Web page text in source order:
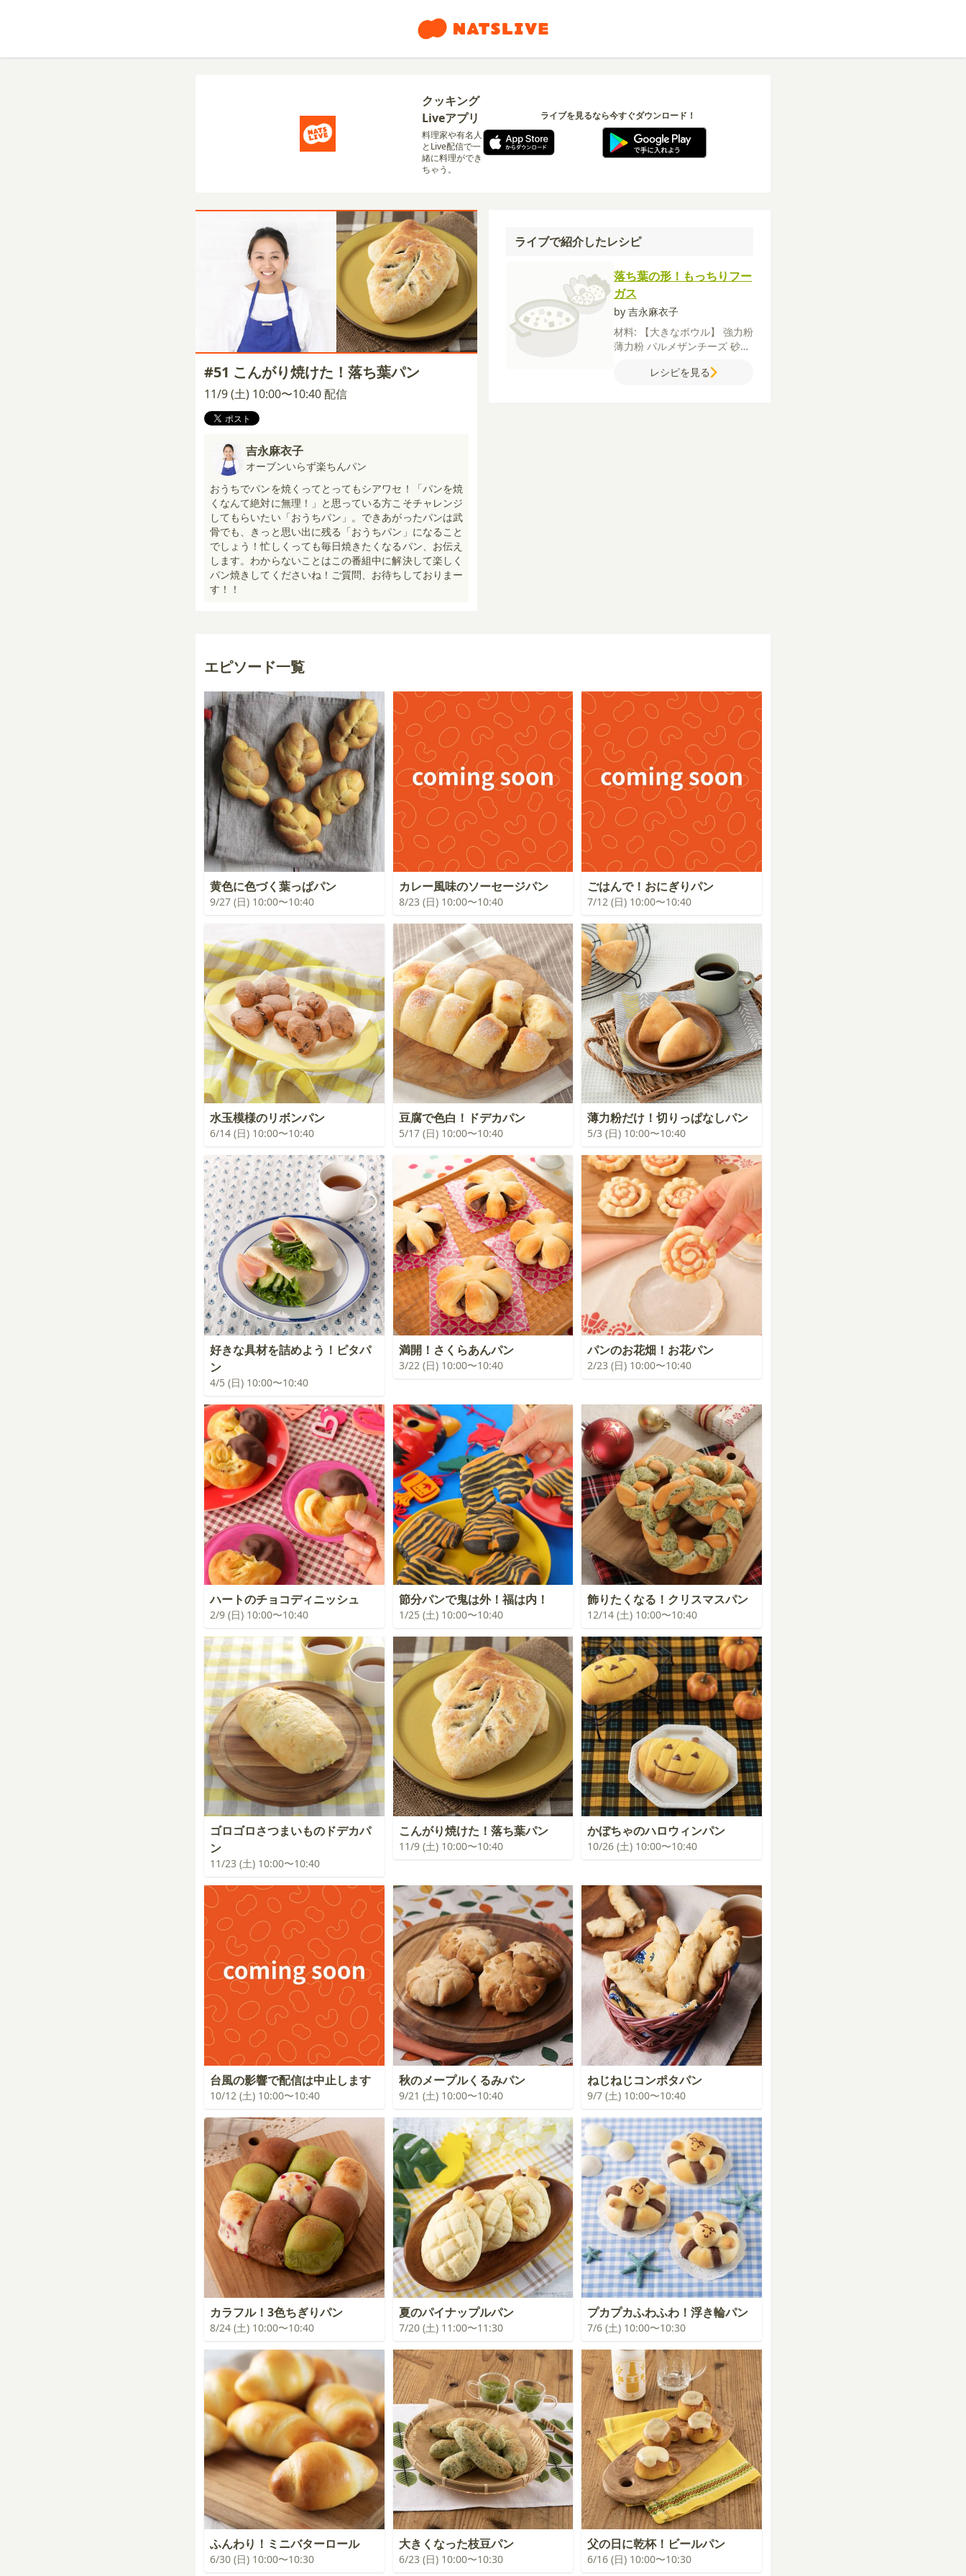
クッキング
Liveアプリ
料理家や有名人
とLive配信で一
緒に料理ができ
ちゃう。
ライブを見るなら今すぐダウンロード！
#51 こんがり焼けた！落ち葉パン
11/9 (土) 10:00〜10:40 配信
吉永麻衣子
オーブンいらず楽ちんパン
おうちでパンを焼くってとってもシアワセ！「パンを焼
くなんて絶対に無理！」と思っている方こそチャレンジ
してもらいたい「おうちパン」。できあがったパンは武
骨でも、きっと思い出に残る「おうちパン」になること
でしょう！忙しくっても毎日焼きたくなるパン、お伝え
します。わからないことはこの番組中に解決して楽しく
パン焼きしてくださいね！ご質問、お待ちしておりまー
す！！
ライブで紹介したレシピ
落ち葉の形！もっちりフー
ガス
by 吉永麻衣子
材料:
【大きなボウル】 強力粉
薄力粉 パルメザンチーズ 砂糖
ブオイルドライイースト
レシピを見る
エピソード一覧
黄色に色づく葉っぱパン
9/27 (日) 10:00〜10:40
カレー風味のソーセージパン
8/23 (日) 10:00〜10:40
ごはんで！おにぎりパン
7/12 (日) 10:00〜10:40
水玉模様のリボンパン
6/14 (日) 10:00〜10:40
豆腐で色白！ドデカパン
5/17 (日) 10:00〜10:40
薄力粉だけ！切りっぱなしパン
5/3 (日) 10:00〜10:40
好きな具材を詰めよう！ピタパ
ン
4/5 (日) 10:00〜10:40
満開！さくらあんパン
3/22 (日) 10:00〜10:40
パンのお花畑！お花パン
2/23 (日) 10:00〜10:40
ハートのチョコディニッシュ
2/9 (日) 10:00〜10:40
節分パンで鬼は外！福は内！
1/25 (土) 10:00〜10:40
飾りたくなる！クリスマスパン
12/14 (土) 10:00〜10:40
ゴロゴロさつまいものドデカパ
ン
11/23 (土) 10:00〜10:40
こんがり焼けた！落ち葉パン
11/9 (土) 10:00〜10:40
かぼちゃのハロウィンパン
10/26 (土) 10:00〜10:40
台風の影響で配信は中止します
10/12 (土) 10:00〜10:40
秋のメープルくるみパン
9/21 (土) 10:00〜10:40
ねじねじコンポタパン
9/7 (土) 10:00〜10:40
カラフル！3色ちぎりパン
8/24 (土) 10:00〜10:40
夏のパイナップルパン
7/20 (土) 11:00〜11:30
プカプカふわふわ！浮き輪パン
7/6 (土) 10:00〜10:30
ふんわり！ミニバターロール
6/30 (日) 10:00〜10:30
大きくなった枝豆パン
6/23 (日) 10:00〜10:30
父の日に乾杯！ビールパン
6/16 (日) 10:00〜10:30